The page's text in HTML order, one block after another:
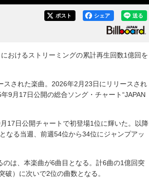
送る
シェア
ポスト
おけるストリーミングの累計再生回数1億回を
された楽曲。2026年2月23日にリリースされ
9月17日公開の総合ソング・チャート“JAPAN
17日公開チャートで初登場1位に輝いた。以降
なる当週、前週54位から34位にジャンプアッ
は、本楽曲が6曲目となる。計6曲の1億回突
）に次いで2位の曲数となる。